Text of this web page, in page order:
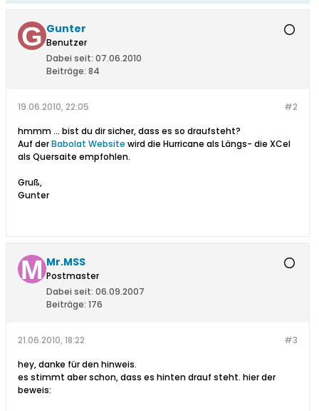
Gunter
Benutzer
Dabei seit: 07.06.2010
Beiträge: 84
#2
19.06.2010, 22:05
hmmm ... bist du dir sicher, dass es so draufsteht?
Auf derBabolat Website wird die Hurricane als Längs- die XCel
als Quersaite empfohlen.
Gruß,
Gunter
Mr.MSS
Postmaster
Dabei seit: 06.09.2007
Beiträge: 176
#3
21.06.2010, 18:22
hey, danke für den hinweis.
es stimmt aber schon, dass es hinten drauf steht. hier der
beweis: